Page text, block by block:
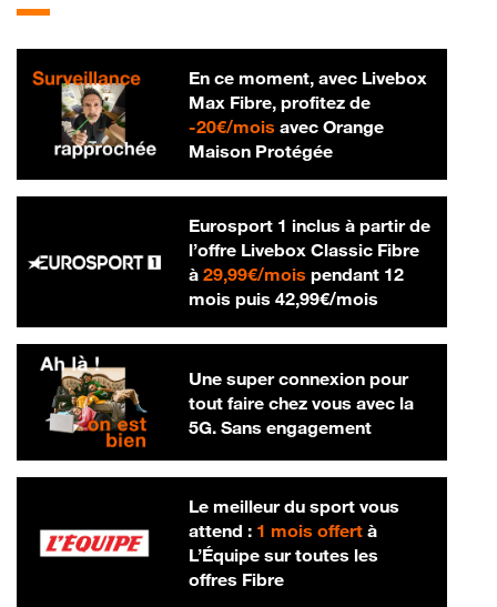
En ce moment, avec Livebox
Max Fibre, profitez de
-20€/mois20 € par mois
avec Orange
Maison Protégée
Eurosport 1 inclus à partir de
l’offre Livebox Classic Fibre
à 29,99€/mois29,99 € par mois
pendant 12
mois puis 42,99€/mois42,99 € par
Une super connexion pour
tout faire chez vous avec la
5G. Sans engagement
Le meilleur du sport vous
attend : 1 mois offertà
L’Équipe sur toutes les
offres Fibre